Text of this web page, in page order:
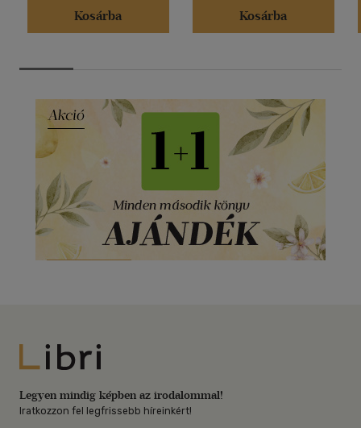
Kosárba
Kosárba
Libri
Legyen mindig képben az irodalommal!
Iratkozzon fel legfrissebb híreinkért!